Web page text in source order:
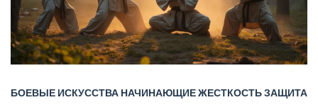
БОЕВЫЕ ИСКУССТВАНАЧИНАЮЩИЕЖЕСТКОСТЬЗАЩИТА